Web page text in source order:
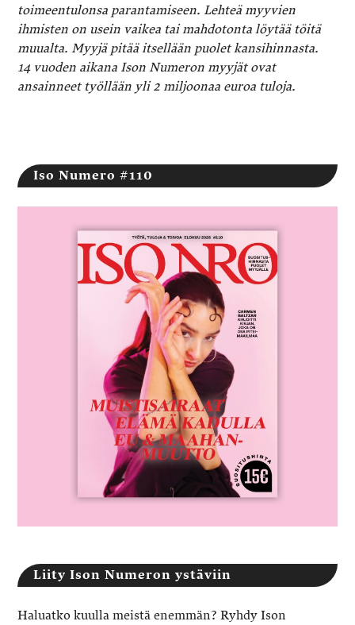
toimeentulonsa parantamiseen. Lehteä myyvien
ihmisten on usein vaikea tai mahdotonta löytää töitä
muualta. Myyjä pitää itsellään puolet kansihinnasta.
14 vuoden aikana Ison Numeron myyjät ovat
ansainneet työllään yli 2 miljoonaa euroa tuloja.
Iso Numero #110
Liity Ison Numeron ystäviin
Haluatko kuulla meistä enemmän? Ryhdy Ison